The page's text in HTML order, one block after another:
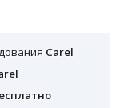
Carel